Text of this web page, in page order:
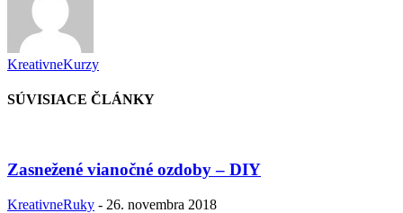
KreativneKurzy
SÚVISIACE ČLÁNKY
Zasnežené vianočné ozdoby – DIY
KreativneRuky - 26. novembra 2018